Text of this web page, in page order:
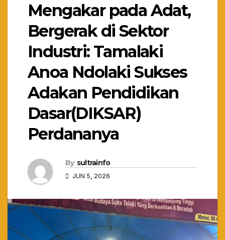
Mengakar pada Adat,
Bergerak di Sektor
Industri: Tamalaki
Anoa Ndolaki Sukses
Adakan Pendidikan
Dasar(DIKSAR)
Perdananya
By sultrainfo
JUN 5, 2026